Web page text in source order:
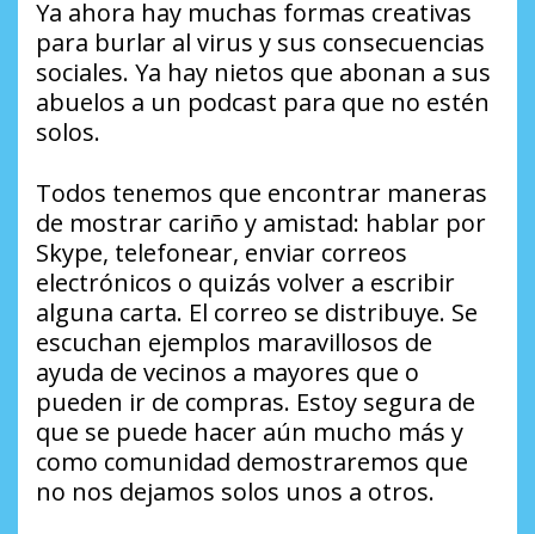
Ya ahora hay muchas formas creativas
para burlar al virus y sus consecuencias
sociales. Ya hay nietos que abonan a sus
abuelos a un podcast para que no estén
solos.
Todos tenemos que encontrar maneras
de mostrar cariño y amistad: hablar por
Skype, telefonear, enviar correos
electrónicos o quizás volver a escribir
alguna carta. El correo se distribuye. Se
escuchan ejemplos maravillosos de
ayuda de vecinos a mayores que o
pueden ir de compras. Estoy segura de
que se puede hacer aún mucho más y
como comunidad demostraremos que
no nos dejamos solos unos a otros.